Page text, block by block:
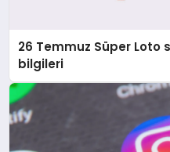
26 Temmuz Süper Loto
bilgileri